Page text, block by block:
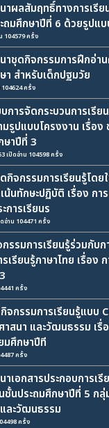
ผลสัมฤทธิ์ทางการเรีย
ถมศึกษาปีที่ 6 ด้วยรูปแ
104579 ครั้ง
าชุดกิจกรรมการฝึกอ่า
สำหรับเด็กปฐมวัย
ครั้ง
ารจัดกระบวนการเรีย
รูปแบบโครงงาน เรื่อง
ษาปีที่ 3
เปิดอ่าน 104598 ครั้ง
จกรรมการเรียนรู้โดย
นทักษะปฏิบัติ เรื่อง กา
การเรียนร
อ่าน 104471 ครั้ง
รมการเรียนรู้ร่วมกับก
เรียนรู้ภาษาไทย เรื่อง
ครั้ง
กรรมการเรียนรู้แบบ
าสนา และวัฒนธรรม เรื่
ศึกษาปีที
ครั้ง
เอกสารประกอบการเ
นประถมศึกษาปีที่ 5 กลุ่
ละวัฒนธรรม
ครั้ง